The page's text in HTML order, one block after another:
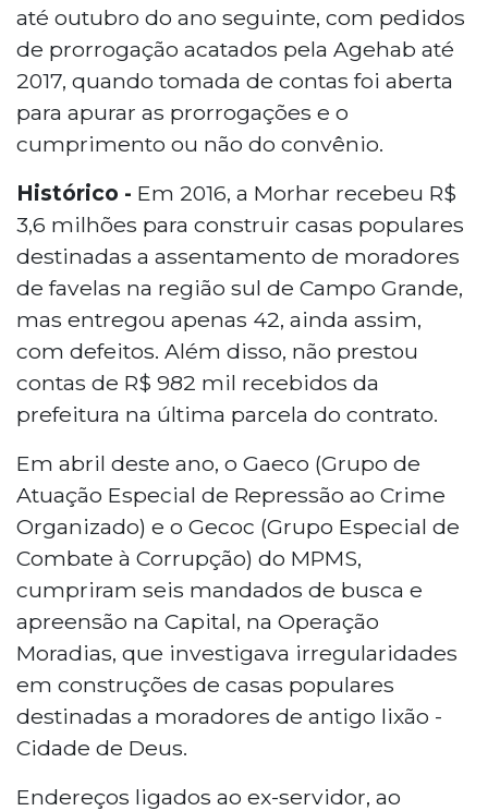
até outubro do ano seguinte, com pedidos
de prorrogação acatados pela Agehab até
2017, quando tomada de contas foi aberta
para apurar as prorrogações e o
cumprimento ou não do convênio.
Histórico - Em 2016, a Morhar recebeu R$
3,6 milhões para construir casas populares
destinadas a assentamento de moradores
de favelas na região sul de Campo Grande,
mas entregou apenas 42, ainda assim,
com defeitos. Além disso, não prestou
contas de R$ 982 mil recebidos da
prefeitura na última parcela do contrato.
Em abril deste ano, o Gaeco (Grupo de
Atuação Especial de Repressão ao Crime
Organizado) e o Gecoc (Grupo Especial de
Combate à Corrupção) do MPMS,
cumpriram seis mandados de busca e
apreensão na Capital, na Operação
Moradias, que investigava irregularidades
em construções de casas populares
destinadas a moradores de antigo lixão -
Cidade de Deus.
Endereços ligados ao ex-servidor, ao